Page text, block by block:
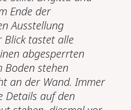
Ende der
Ausstellung
tastet alle
abgesperrten
Boden stehen
an der Wand. Immer
Details auf den